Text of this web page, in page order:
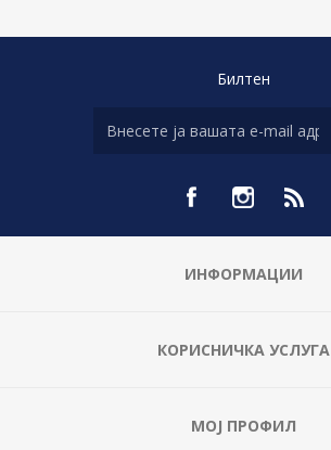
Билтен
ИНФОРМАЦИИ
КОРИСНИЧКА УСЛУГА
МОЈ ПРОФИЛ